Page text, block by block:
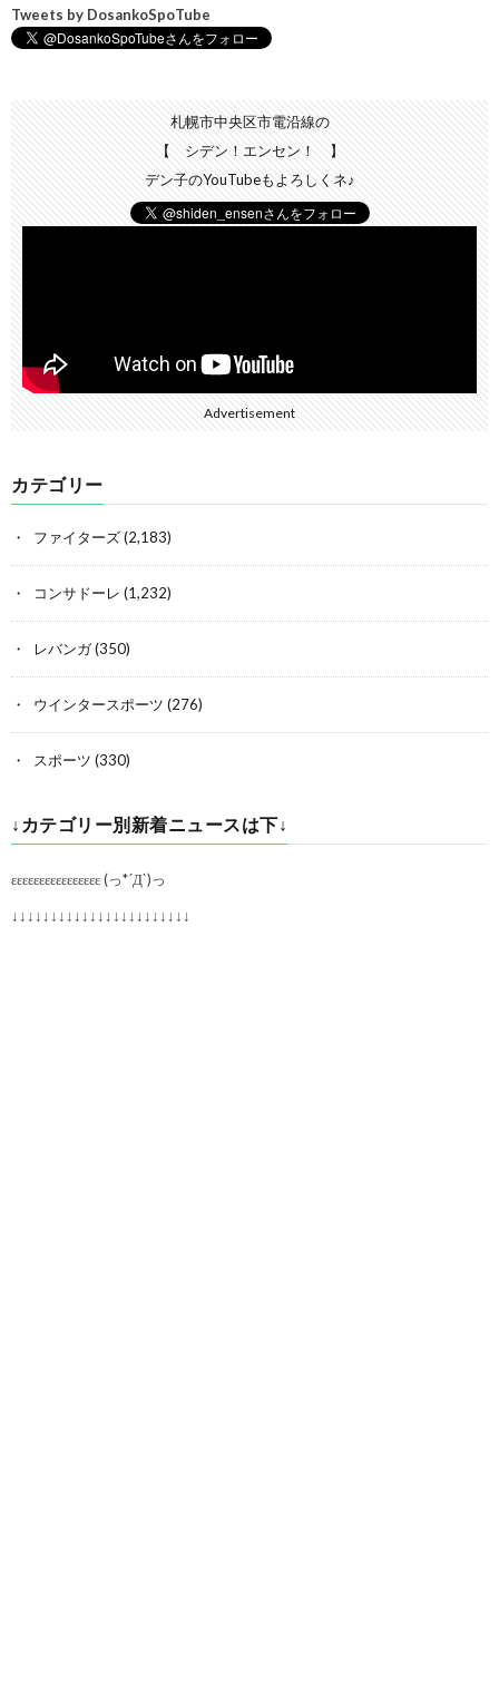
Tweets by DosankoSpoTube
札幌市中央区市電沿線の
【 シデン！エンセン！ 】
デン子のYouTubeもよろしくネ♪
Advertisement
カテゴリー
ファイターズ(2,183)
コンサドーレ (1,232)
レバンガ(350)
ウインタースポーツ (276)
スポーツ (330)
↓カテゴリー別新着ニュースは下↓
εεεεεεεεεεεεεεεε (っ*´Д`)っ
↓↓↓↓↓↓↓↓↓↓↓↓↓↓↓↓↓↓↓↓↓↓↓